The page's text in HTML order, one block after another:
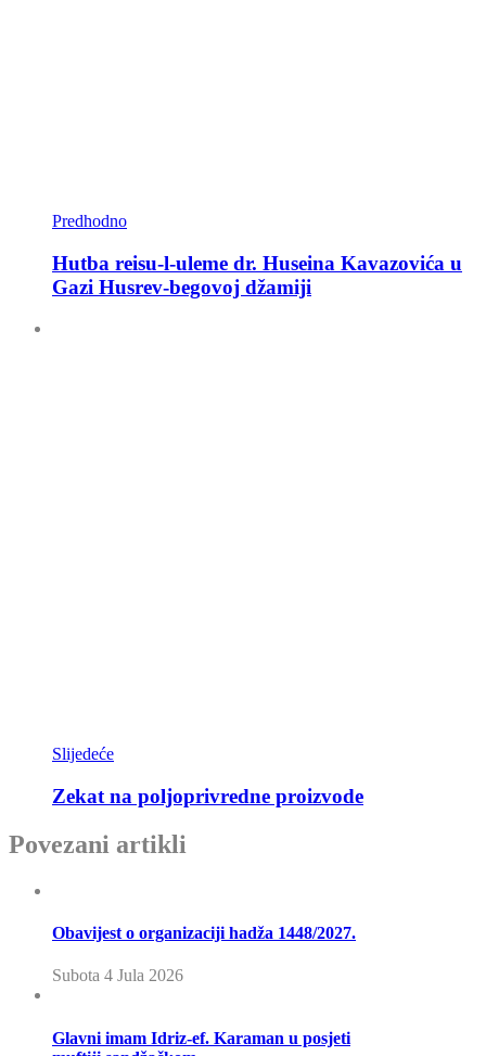
Predhodno
Hutba reisu-l-uleme dr. Huseina Kavazovića u
Gazi Husrev-begovoj džamiji
Slijedeće
Zekat na poljoprivredne proizvode
Povezani artikli
Obavijest o organizaciji hadža 1448/2027.
Subota 4 Jula 2026
Glavni imam Idriz-ef. Karaman u posjeti